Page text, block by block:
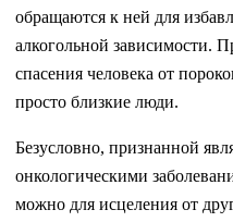
обращаются к ней для
алкогольной зависимости.
спасения человека от
просто близкие люди.
Безусловно, признанной
онкологическими
можно для исцеления от